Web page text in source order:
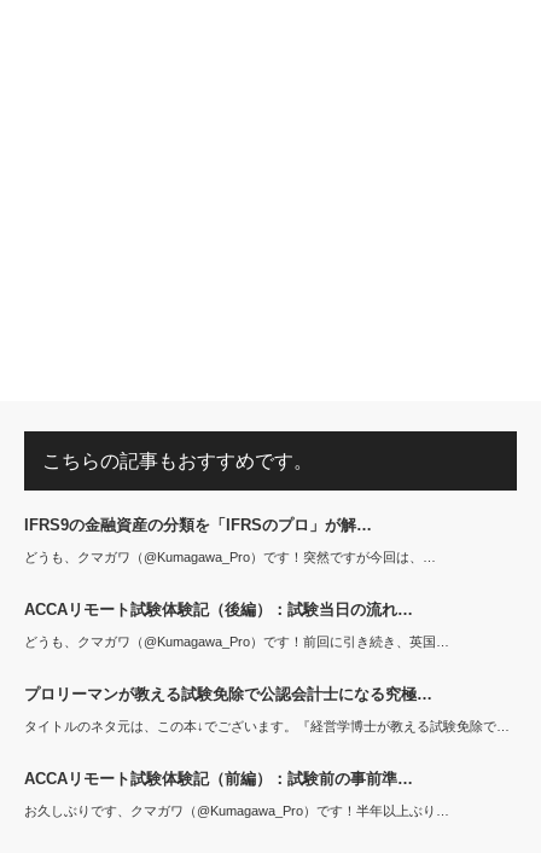
こちらの記事もおすすめです。
IFRS9の金融資産の分類を「IFRSのプロ」が解…
どうも、クマガワ（@Kumagawa_Pro）です！突然ですが今回は、…
ACCAリモート試験体験記（後編）：試験当日の流れ…
どうも、クマガワ（@Kumagawa_Pro）です！前回に引き続き、英国…
プロリーマンが教える試験免除で公認会計士になる究極…
タイトルのネタ元は、この本↓でございます。『経営学博士が教える試験免除で…
ACCAリモート試験体験記（前編）：試験前の事前準…
お久しぶりです、クマガワ（@Kumagawa_Pro）です！半年以上ぶり…